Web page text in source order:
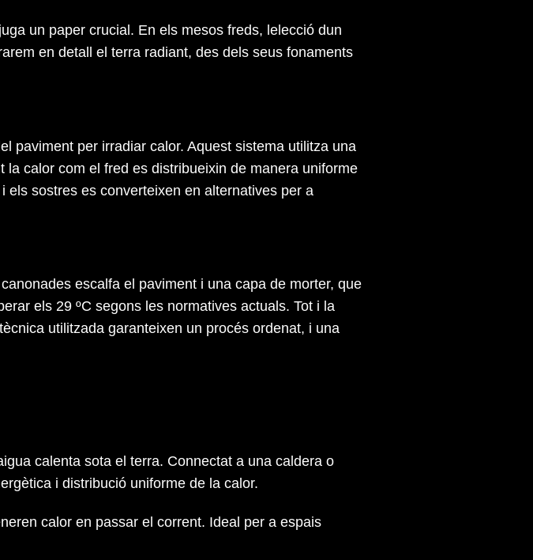
un paper crucial. En els mesos freds, lelecció dun
en detall el terra radiant, des dels seus fonaments
paviment per irradiar calor. Aquest sistema utilitza una
calor com el fred es distribueixin de manera uniforme
sostres es converteixen en alternatives per a
escalfa el paviment i una capa de morter, que
els 29 ºC segons les normatives actuals. Tot i la
utilitzada garanteixen un procés ordenat, i una
calenta sota el terra. Connectat a una caldera o
i distribució uniforme de la calor.
calor en passar el corrent. Ideal per a espais